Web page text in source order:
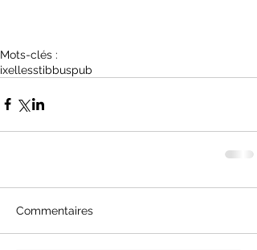
Mots-clés :
ixellesstibbuspub
Commentaires